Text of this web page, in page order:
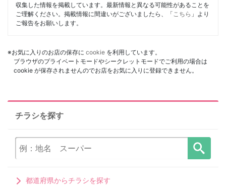
収集した情報を掲載しています。最新情報と異なる可能性があることを
ご理解ください。掲載情報に間違いがございましたら、「 こちら 」より
ご報告をお願いします。
※お気に入りのお店の保存に cookie を利用しています。
ブラウザのプライベートモードやシークレットモードでご利用の場合は
cookie が保存されませんのでお店をお気に入りに登録できません。
チラシを探す
都道府県からチラシを探す